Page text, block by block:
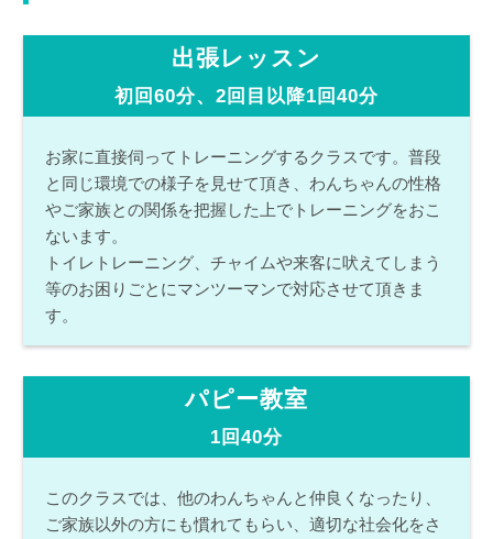
出張レッスン
初回60分、2回目以降1回40分
お家に直接伺ってトレーニングするクラスです。普段
と同じ環境での様子を見せて頂き、わんちゃんの性格
やご家族との関係を把握した上でトレーニングをおこ
ないます。
トイレトレーニング、チャイムや来客に吠えてしまう
等のお困りごとにマンツーマンで対応させて頂きま
す。
パピー教室
1回40分
このクラスでは、他のわんちゃんと仲良くなったり、
ご家族以外の方にも慣れてもらい、適切な社会化をさ